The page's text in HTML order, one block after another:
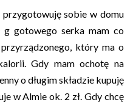
sobie w domu
gotowego serka mam co
który ma o
Gdy mam ochotę na
o długim składzie kupuję
w Almie ok. 2 zł. Gdy chcę